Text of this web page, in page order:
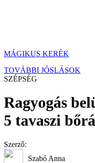
MÁGIKUS KERÉK
TOVÁBBI JÓSLÁSOK
SZÉPSÉG
Ragyogás
5 tavaszi
Szerző:
Szabó Anna